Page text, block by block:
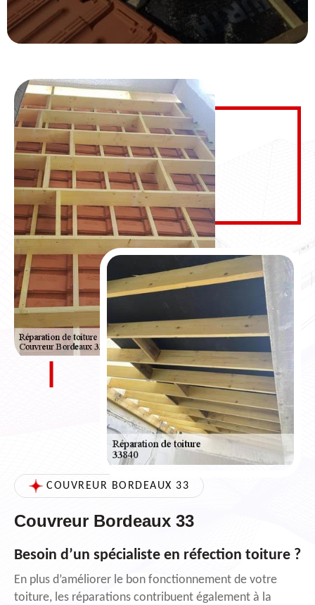
COUVREUR BORDEAUX 33
Couvreur Bordeaux 33
Besoin d’un spécialiste en réfection toiture ?
En plus d’améliorer le bon fonctionnement de votre
toiture, les réparations contribuent également à la